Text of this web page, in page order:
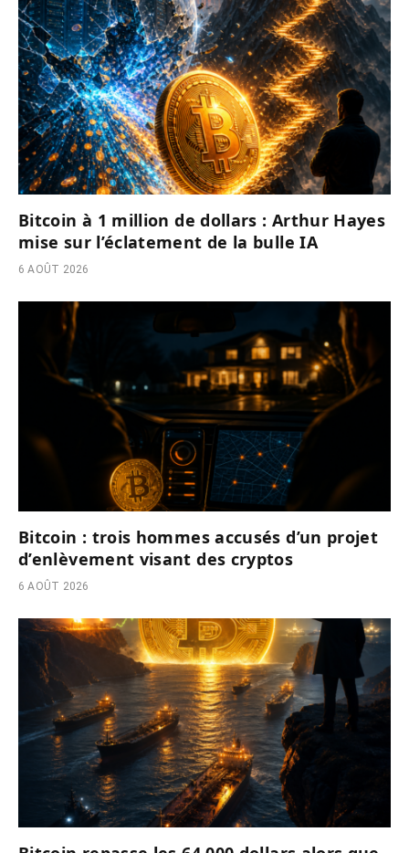
Bitcoin à 1 million de dollars : Arthur Hayes
mise sur l’éclatement de la bulle IA
6 AOÛT 2026
Bitcoin : trois hommes accusés d’un projet
d’enlèvement visant des cryptos
6 AOÛT 2026